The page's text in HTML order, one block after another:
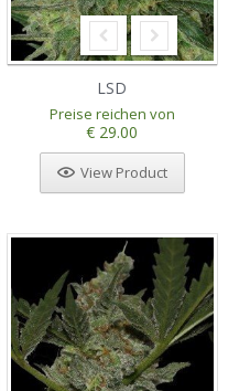
LSD
Preise reichen von
€ 29.00
View Product